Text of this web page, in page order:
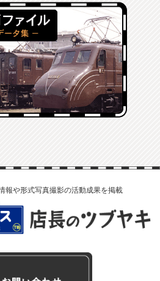
報や形式写真撮影の活動成果を掲載